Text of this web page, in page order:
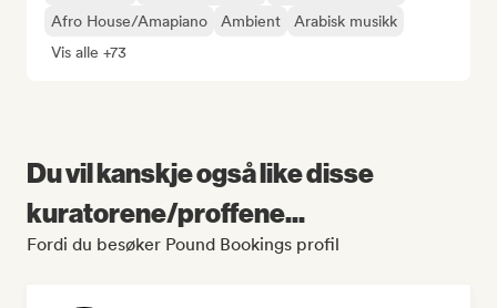
Afro House/Amapiano
Ambient
Arabisk musikk
Vis alle +73
Du vil kanskje også like disse
kuratorene/proffene...
Fordi du besøker Pound Bookings profil